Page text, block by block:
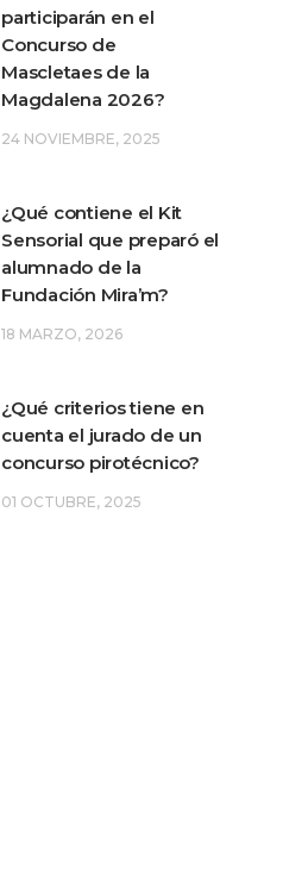
participarán en el
Concurso de
Mascletaes de la
Magdalena 2026?
24 NOVIEMBRE, 2025
¿Qué contiene el Kit
Sensorial que preparó el
alumnado de la
Fundación Mira’m?
18 MARZO, 2026
¿Qué criterios tiene en
cuenta el jurado de un
concurso pirotécnico?
01 OCTUBRE, 2025